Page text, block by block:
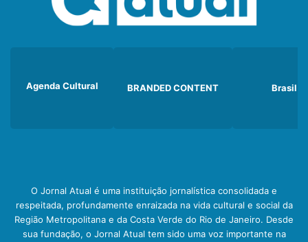
Agenda Cultural BRANDED CONTENT Brasil
O Jornal Atual é uma instituição jornalística consolidada e
respeitada, profundamente enraizada na vida cultural e social da
Região Metropolitana e da Costa Verde do Rio de Janeiro. Desde
sua fundação, o Jornal Atual tem sido uma voz importante na